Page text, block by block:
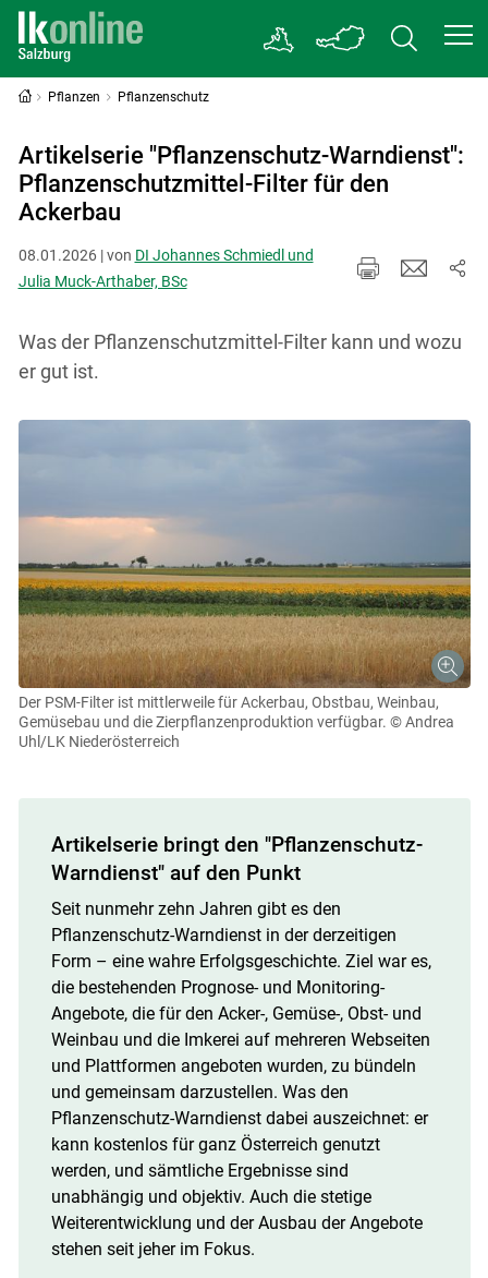
Pflanzen Pflanzenschutz
Artikelserie "Pflanzenschutz-Warndienst":
Pflanzenschutzmittel-Filter für den
Ackerbau
08.01.2026 | von DI Johannes Schmiedl und
Julia Muck-Arthaber, BSc
Was der Pflanzenschutzmittel-Filter kann und wozu
er gut ist.
Der PSM-Filter ist mittlerweile für Ackerbau, Obstbau, Weinbau,
Gemüsebau und die Zierpflanzenproduktion verfügbar. © Andrea
Uhl/LK Niederösterreich
Artikelserie bringt den "Pflanzenschutz-
Warndienst" auf den Punkt
Seit nunmehr zehn Jahren gibt es den
Pflanzenschutz-Warndienst in der derzeitigen
Form – eine wahre Erfolgsgeschichte. Ziel war es,
die bestehenden Prognose- und Monitoring-
Angebote, die für den Acker-, Gemüse-, Obst- und
Weinbau und die Imkerei auf mehreren Webseiten
und Plattformen angeboten wurden, zu bündeln
und gemeinsam darzustellen. Was den
Pflanzenschutz-Warndienst dabei auszeichnet: er
kann kostenlos für ganz Österreich genutzt
werden, und sämtliche Ergebnisse sind
unabhängig und objektiv. Auch die stetige
Weiterentwicklung und der Ausbau der Angebote
stehen seit jeher im Fokus.